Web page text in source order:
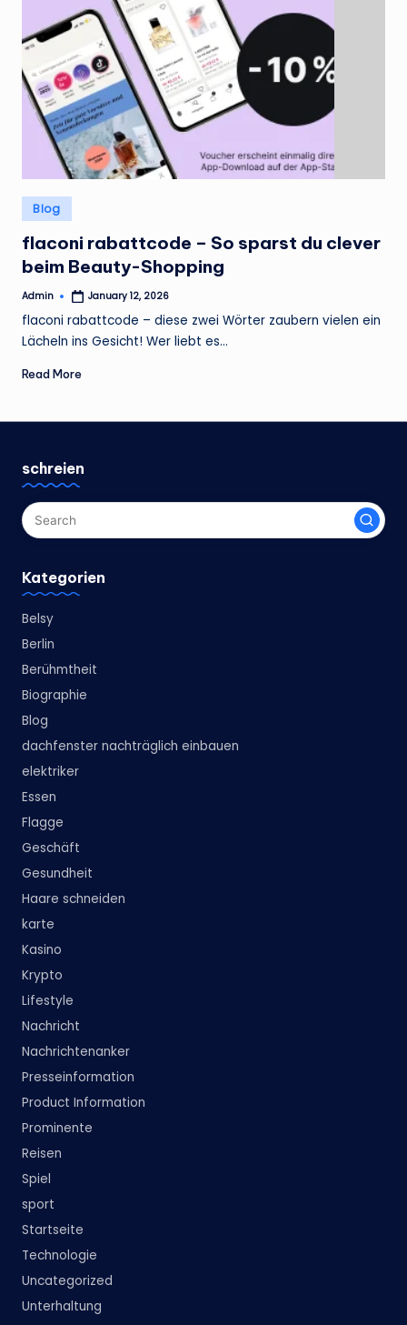
Posted
in
Blog
flaconi rabattcode – So sparst du clever
beim Beauty-Shopping
Posted
Admin January 12, 2026
flaconi rabattcode – diese zwei Wörter zaubern vielen ein
Lächeln ins Gesicht! Wer liebt es…
Read More
schreien
Kategorien
Belsy
Berlin
Berühmtheit
Biographie
Blog
dachfenster nachträglich einbauen
elektriker
Essen
Flagge
Geschäft
Gesundheit
Haare schneiden
karte
Kasino
Krypto
Lifestyle
Nachricht
Nachrichtenanker
Presseinformation
Product Information
Prominente
Reisen
Spiel
sport
Startseite
Technologie
Uncategorized
Unterhaltung